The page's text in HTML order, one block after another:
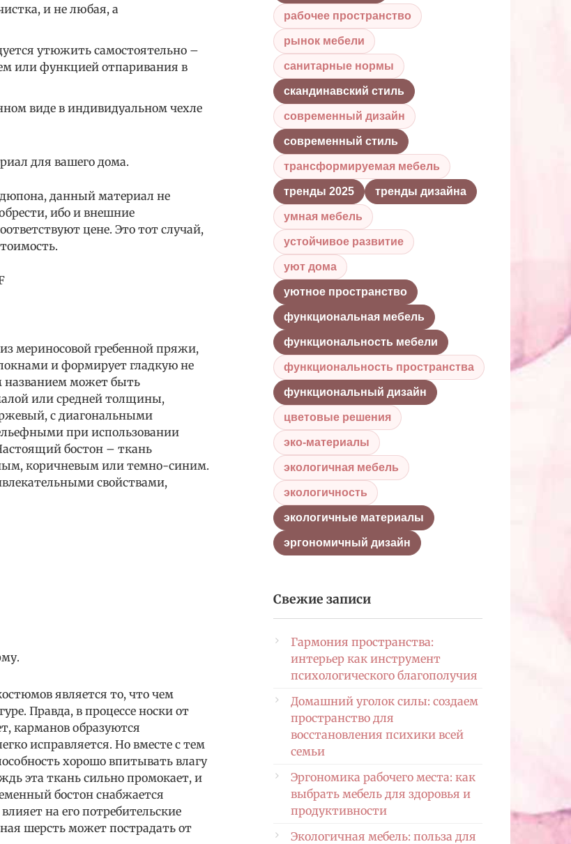
и не любая, а
утюжить самостоятельно –
или функцией отпаривания в
виде в индивидуальном чехле
для вашего дома.
данный материал не
ибо и внешние
цене. Это тот случай,
мериносовой гребенной пряжи,
и формирует гладкую не
названием может быть
или средней толщины,
с диагональными
при использовании
бостон – ткань
коричневым или темно-синим.
свойствами,
является то, что чем
Правда, в процессе носки от
карманов образуются
исправляется. Но вместе с тем
хорошо впитывать влагу
эта ткань сильно промокает, и
бостон снабжается
на его потребительские
шерсть может пострадать от
рабочее пространство
рынок мебели
санитарные нормы
скандинавский стиль
современный дизайн
современный стиль
трансформируемая мебель
тренды 2025 тренды дизайна
умная мебель
устойчивое развитие
уют дома
уютное пространство
функциональная мебель
функциональность мебели
функциональность пространства
функциональный дизайн
цветовые решения
эко-материалы
экологичная мебель
экологичность
экологичные материалы
эргономичный дизайн
Свежие записи
Гармония пространства:
интерьер как инструмент
психологического благополучия
Домашний уголок силы: создаем
пространство для
восстановления психики всей
семьи
Эргономика рабочего места: как
выбрать мебель для здоровья и
продуктивности
Экологичная мебель: польза для